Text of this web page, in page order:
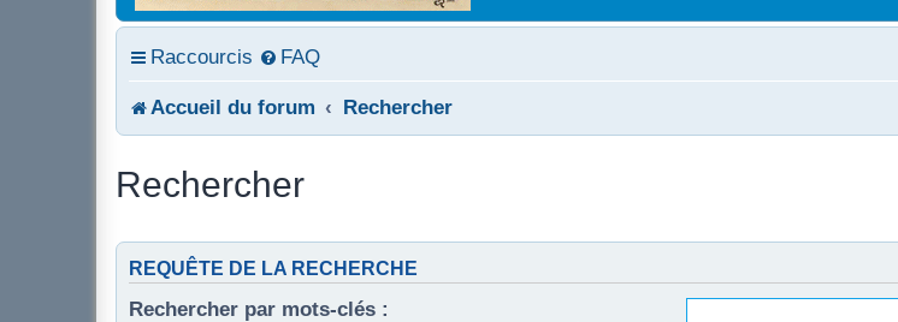
Raccourcis FAQ
Accueil du forum Rechercher
Rechercher
REQUÊTE DE LA RECHERCHE
Rechercher par mots-clés :